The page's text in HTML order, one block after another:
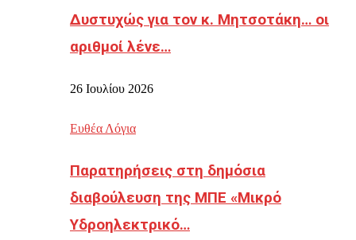
Δυστυχώς για τον κ. Μητσοτάκη… οι
αριθμοί λένε…
26 Ιουλίου 2026
Ευθέα Λόγια
Παρατηρήσεις στη δημόσια
διαβούλευση της ΜΠΕ «Μικρό
Υδροηλεκτρικό…